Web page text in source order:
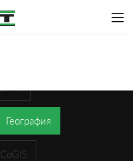
География
CoGIS